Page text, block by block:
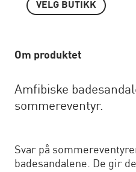
VELG BUTIKK
Om produktet
Amfibiske
sommereventyr.
Svar på
badesandalene. De gir